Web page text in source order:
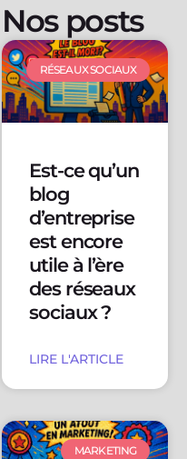
Nos posts
RÉSEAUX SOCIAUX
Est-ce qu’un
blog
d’entreprise
est encore
utile à l’ère
des réseaux
sociaux ?
LIRE L'ARTICLE
MARKETING